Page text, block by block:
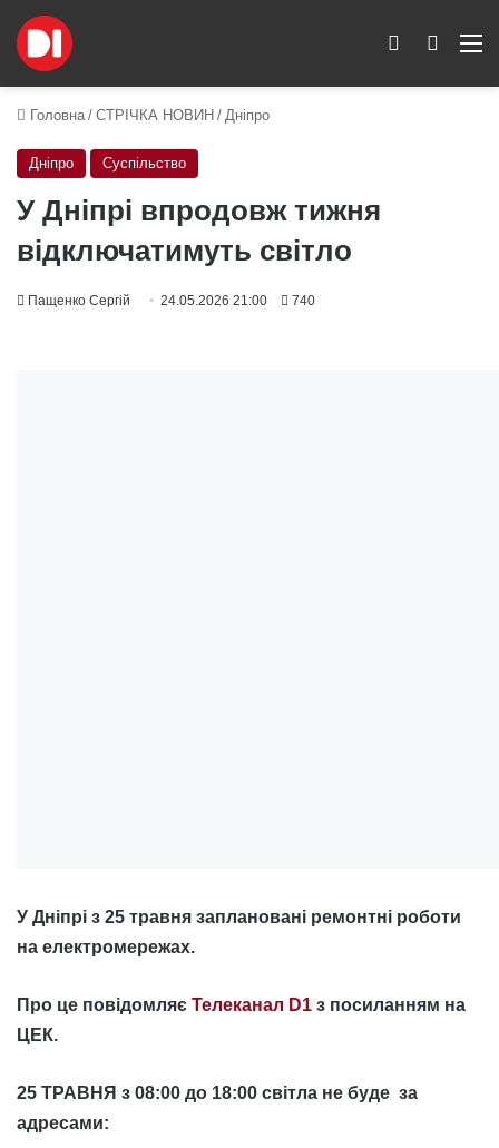
Пошук
Switch skin
Головна / СТРІЧКА НОВИН / Дніпро
Дніпро Суспільство
У Дніпрі впродовж тижня
відключатимуть світло
Пащенко Сергій 24.05.2026 21:00 740
У Дніпрі з 25 травня заплановані ремонтні роботи
на електромережах.
Про це повідомляє Телеканал D1 з посиланням на
ЦЕК.
25 ТРАВНЯ з 08:00 до 18:00 світла не буде за
адресами: